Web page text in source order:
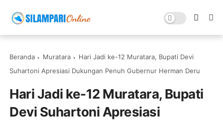
Beranda Muratara
Hari Jadi ke-12 Muratara, Bupati Devi
Suhartoni Apresiasi Dukungan Penuh Gubernur Herman Deru
Hari Jadi ke-12 Muratara, Bupati
Devi Suhartoni Apresiasi